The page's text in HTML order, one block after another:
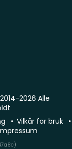
2026 Alle
Vilkår for bruk